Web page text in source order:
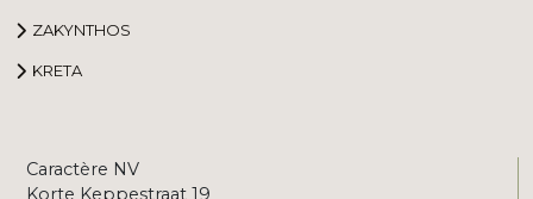
ZAKYNTHOS
KRETA
Caractère NV
Korte Keppestraat 19